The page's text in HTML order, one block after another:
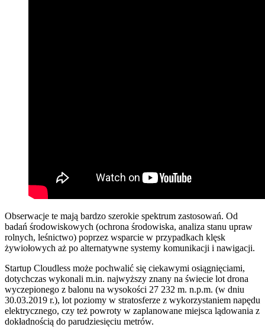
Obserwacje te mają bardzo szerokie spektrum zastosowań. Od
badań środowiskowych (ochrona środowiska, analiza stanu upraw
rolnych, leśnictwo) poprzez wsparcie w przypadkach klęsk
żywiołowych aż po alternatywne systemy komunikacji i nawigacji.
Startup Cloudless może pochwalić się ciekawymi osiągnięciami,
dotychczas wykonali m.in. najwyższy znany na świecie lot drona
wyczepionego z balonu na wysokości 27 232 m. n.p.m. (w dniu
30.03.2019 r.), lot poziomy w stratosferze z wykorzystaniem napędu
elektrycznego, czy też powroty w zaplanowane miejsca lądowania z
dokładnością do parudziesięciu metrów.